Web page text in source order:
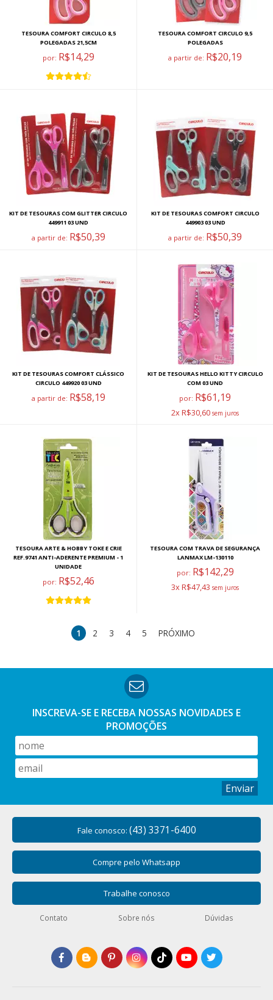
TESOURA COMFORT CIRCULO 8,5
POLEGADAS 21,5CM
por: R$14,29
TESOURA COMFORT CIRCULO 9,5
POLEGADAS
a partir de: R$20,19
KIT DE TESOURAS COM GLITTER CIRCULO
449911 03 UND
a partir de: R$50,39
KIT DE TESOURAS COMFORT CIRCULO
449903 03 UND
a partir de: R$50,39
KIT DE TESOURAS COMFORT CLÁSSICO
CIRCULO 449920 03 UND
a partir de: R$58,19
KIT DE TESOURAS HELLO KITTY CIRCULO
COM 03 UND
por: R$61,19
2x R$30,60
TESOURA ARTE & HOBBY TOKE E CRIE
REF.9741 ANTI-ADERENTE PREMIUM - 1
UNIDADE
por: R$52,46
TESOURA COM TRAVA DE SEGURANÇA
LANMAX LM-130110
por: R$142,29
3x R$47,43
1 2 3 4 5 PRÓXIMO
INSCREVA-SE E RECEBA NOSSAS NOVIDADES E
PROMOÇÕES
Enviar
Fale conosco: (43) 3371-6400
Compre pelo Whatsapp
Trabalhe conosco
Contato Sobre nós Dúvidas